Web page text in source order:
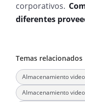
corporativos.
diferentes
Temas relacionados
Almacenamiento
Almacenamiento